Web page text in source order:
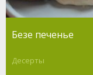
Безе печенье
Десерты